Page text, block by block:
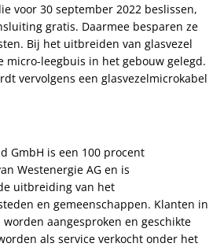
voor 30 september 2022 beslissen,
gratis. Daarmee besparen ze
Bij het uitbreiden van glasvezel
micro-leegbuis in het gebouw gelegd.
vervolgens een glasvezelmicrokabel
GmbH is een 100 procent
Westenergie AG en is
uitbreiding van het
en gemeenschappen. Klanten in
aangesproken en geschikte
als service verkocht onder het